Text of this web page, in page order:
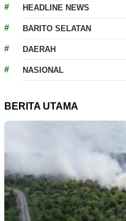
HEADLINE NEWS
BARITO SELATAN
DAERAH
NASIONAL
BERITA UTAMA